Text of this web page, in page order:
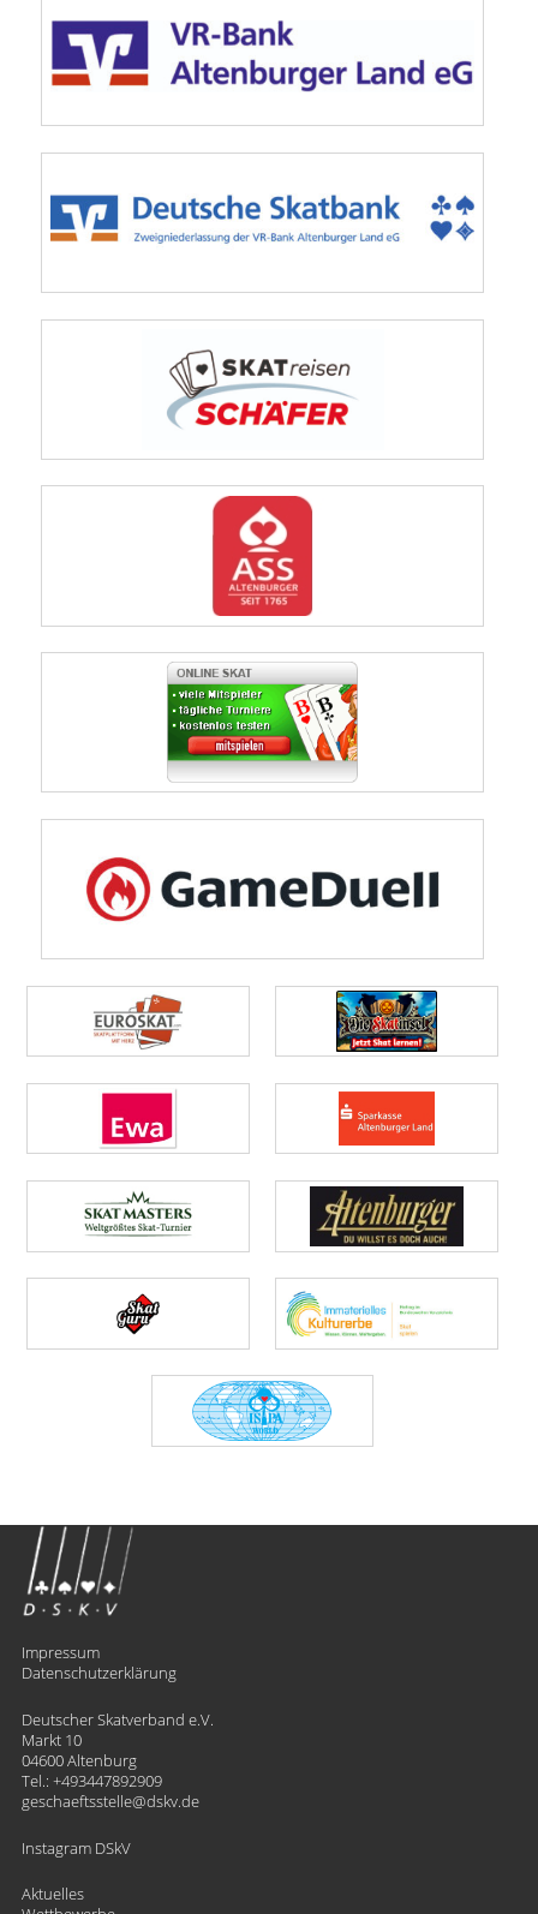
Impressum
Datenschutzerklärung
Deutscher Skatverband e.V.
Markt 10
04600 Altenburg
Tel.: +493447892909
geschaeftsstelle
​dskv.de
Instagram DSkV
Aktuelles